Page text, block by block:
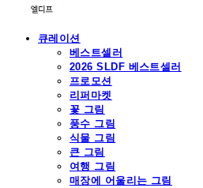
큐레이션
베스트셀러
2026 SLDF 베스트셀러
프로모션
리퍼마켓
꽃 그림
풍수 그림
식물 그림
큰 그림
여행 그림
매장에 어울리는 그림